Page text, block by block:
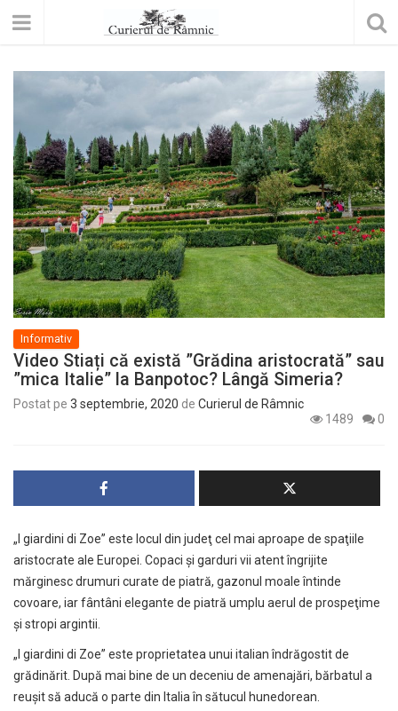
Informativ
Video Stiați că există ”Grădina aristocrată” sau
”mica Italie” la Banpotoc? Lângă Simeria?
Postat pe 3 septembrie, 2020 de Curierul de Râmnic
1489
0
„I giardini di Zoe” este locul din judeţ cel mai aproape de spaţiile
aristocrate ale Europei. Copaci şi garduri vii atent îngrijite
mărginesc drumuri curate de piatră, gazonul moale întinde
covoare, iar fântâni elegante de piatră umplu aerul de prospeţime
şi stropi argintii.
„I giardini di Zoe” este proprietatea unui italian îndrăgostit de
grădinărit. După mai bine de un deceniu de amenajări, bărbatul a
reuşit să aducă o parte din Italia în sătucul hunedorean.